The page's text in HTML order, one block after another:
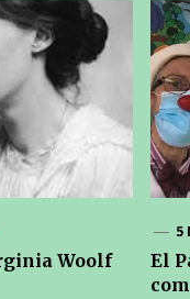
Woolf
5
El